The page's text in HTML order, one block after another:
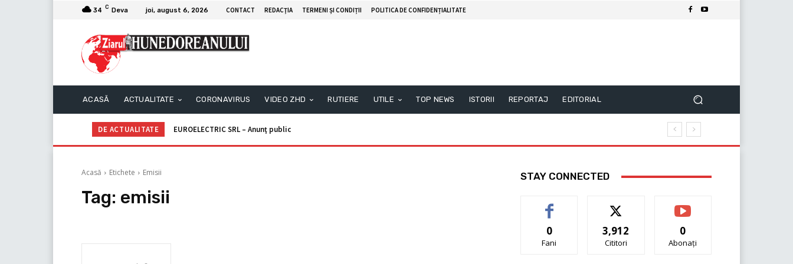
34 C Deva joi, august 6, 2026 CONTACT REDACŢIA TERMENI ȘI CONDIȚII POLITICA DE CONFIDENȚIALITATE
ACASĂ ACTUALITATE CORONAVIRUS VIDEO ZHD RUTIERE UTILE TOP NEWS ISTORII REPORTAJ EDITORIAL
DE ACTUALITATE EUROELECTRIC SRL – Anunţ public
Acasă Etichete Emisii
Tag: emisii
STAY CONNECTED
0
Fani
3,912
Cititori
0
Abonați